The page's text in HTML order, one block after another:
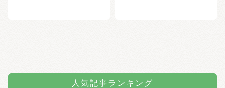
人気記事ランキング